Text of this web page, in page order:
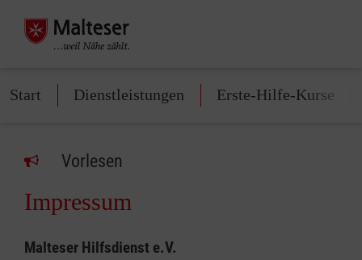
Start Dienstleistungen Erste-Hilfe-Kurse
Vorlesen
Impressum
Malteser Hilfsdienst e.V.